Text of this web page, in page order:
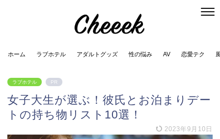
ホーム ラブホテル アダルトグッズ 性の悩み AV 恋愛テク
ラブホテル PR
女子大生が選ぶ！彼氏とお泊まりデー
トの持ち物リスト10選！
2023年9月10日